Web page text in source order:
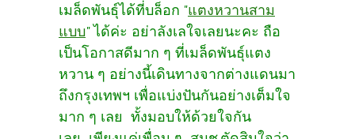
เมล็ดพันธุ์ได้ที่บล็อก "แตงหวานสาม
แบบ" ได้ค่ะ อย่าลังเลใจเลยนะคะ ถือ
เป็นโอกาสดีมาก ๆ ที่เมล็ดพันธุ์แตง
หวาน ๆ อย่างนี้เดินทางจากต่างแดนมา
ถึงกรุงเทพฯ เพื่อแบ่งปันกันอย่างเต็มใจ
มาก ๆ เลย ทั้งมอบให้ด้วยใจกัน